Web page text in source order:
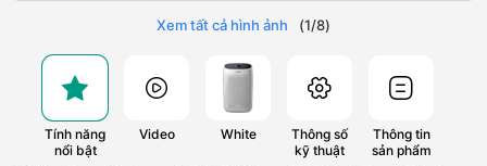
Xem tất cả hình ảnh (1/8)
Tính năng
nổi bật
Video White
Thông số
kỹ thuật
Thông tin
sản phẩm